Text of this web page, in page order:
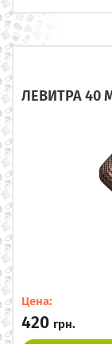
ЛЕВИТРА 40
Цена:
420 грн.